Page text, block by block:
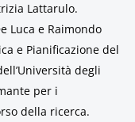
Lattarulo.
Luca e Raimondo
e Pianificazione del
degli
per i
della ricerca.